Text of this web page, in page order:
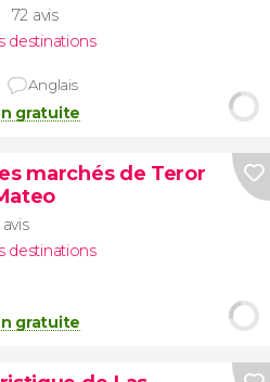
72 avis
destinations
Anglais
gratuite
marchés de Teror
avis
destinations
gratuite